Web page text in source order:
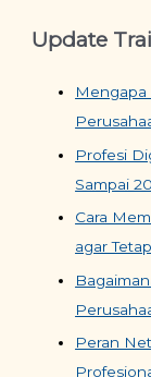
Update
Profesi
Sampai
Cara
agar
Peran